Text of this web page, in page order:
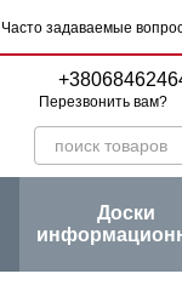
Часто задаваемые
Договор публичной
Перезвонить вам?
Доски